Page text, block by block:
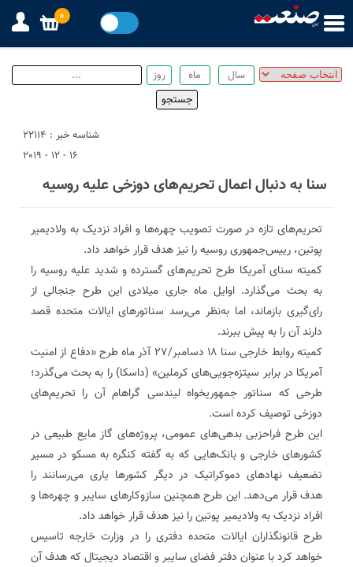
شناسه خبر : 22114
16 - 12 - 2019
سنا به دنبال اعمال تحریم‌های دوزخی علیه روسیه
تحریم‌های تازه در صورت تصویب چهره‌ها و افراد نزدیک به ولادیمیر
پوتین، رییس‌جمهوری روسیه را نیز هدف قرار خواهد داد.
کمیته سنای آمریکا طرح تحریم‌های گسترده و شدید علیه روسیه را
به بحث می‌گذارد. اوایل ماه جاری میلادی این طرح جنجالی از
رای‌گیری بازماند، اما به‌نظر می‌رسد سناتورهای ایالات متحده قصد
دارند آن را به پیش ببرند.
کمیته روابط خارجی سنا ۱۸ دسامبر/۲۷ آذر ماه طرح «دفاع از امنیت
آمریکا در برابر سیتزه‌جویی‌های کرملین» (داسکا) را به بحث می‌گذرد؛
طرحی که سناتور جمهوریخواه لیندسی گراهام آن را تحریم‌های
دوزخی توصیف کرده ‌است.
این طرح فراحزبی بدهی‌های عمومی، پروژه‌های گاز مایع طبیعی در
کشورهای خارجی و بانک‌هایی که به گفته کنگره به مسکو در مسیر
تضعیف نهادهای دموکراتیک در دیگر کشورها یاری می‌رسانند را
هدف قرار می‌دهد. این طرح همچنین سازوکارهای سایبر و چهره‌ها و
افراد نزدیک به ولادیمیر پوتین را نیز هدف قرار خواهد داد.
طرح قانونگذاران ایالات متحده دفتری را در وزارت خارجه تاسیس
خواهد کرد با عنوان دفتر فضای سایبر و اقتصاد دیجیتال که هدف آن
0